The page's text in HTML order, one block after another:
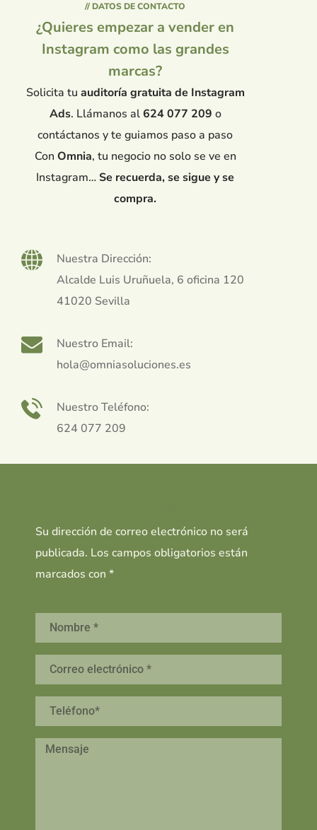
// DATOS DE CONTACTO
¿Quieres empezar a vender en
Instagram como las grandes
marcas?
Solicita tu auditoría gratuita de Instagram
Ads. Llámanos al624 077 209 o
contáctanos y te guiamos paso a paso
Con Omnia, tu negocio no solo se ve en
Instagram…Se recuerda, se sigue y se
compra.
Nuestra Dirección:
Alcalde Luis Uruñuela, 6 oficina 120
41020 Sevilla
Nuestro Email:
hola@omniasoluciones.es
Nuestro Teléfono:
624 077 209
Su dirección de correo electrónico no será
publicada. Los campos obligatorios están
marcados con *